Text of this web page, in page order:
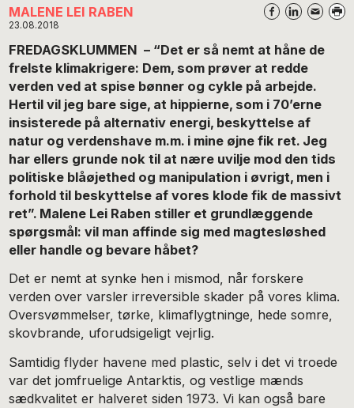
MALENE LEI RABEN
23.08.2018
FREDAGSKLUMMEN – “Det er så nemt at håne de
frelste klimakrigere: Dem, som prøver at redde
verden ved at spise bønner og cykle på arbejde.
Hertil vil jeg bare sige, at hippierne, som i 70’erne
insisterede på alternativ energi, beskyttelse af
natur og verdenshave m.m. i mine øjne fik ret. Jeg
har ellers grunde nok til at nære uvilje mod den tids
politiske blåøjethed og manipulation i øvrigt, men i
forhold til beskyttelse af vores klode fik de massivt
ret”. Malene Lei Raben stiller et grundlæggende
spørgsmål: vil man affinde sig med magtesløshed
eller handle og bevare håbet?
Det er nemt at synke hen i mismod, når forskere
verden over varsler irreversible skader på vores klima.
Oversvømmelser, tørke, klimaflygtninge, hede somre,
skovbrande, uforudsigeligt vejrlig.
Samtidig flyder havene med plastic, selv i det vi troede
var det jomfruelige Antarktis, og vestlige mænds
sædkvalitet er halveret siden 1973. Vi kan også bare